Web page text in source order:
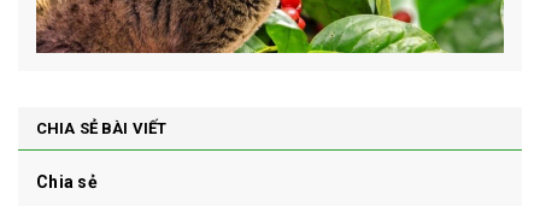
CHIA SẺ BÀI VIẾT
Chia sẻ